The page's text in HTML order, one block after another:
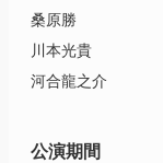
桑原勝
川本光貴
河合龍之介
公演期間